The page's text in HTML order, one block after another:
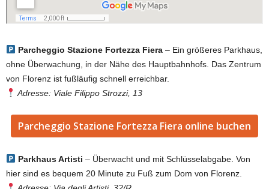
Parcheggio Stazione Fortezza Fiera – Ein größeres Parkhaus,
ohne Überwachung, in der Nähe des Hauptbahnhofs. Das Zentrum
von Florenz ist fußläufig schnell erreichbar.
Adresse: Viale Filippo Strozzi, 13
Parcheggio Stazione Fortezza Fiera online buchen
Parkhaus Artisti – Überwacht und mit Schlüsselabgabe. Von
hier sind es bequem 20 Minute zu Fuß zum Dom von Florenz.